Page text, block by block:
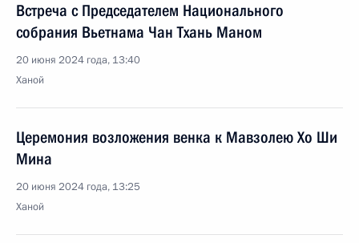
Встреча с Председателем Национального
собрания Вьетнама Чан Тхань Маном
20 июня 2024 года, 13:40
Ханой
Церемония возложения венка к Мавзолею Хо Ши
Мина
20 июня 2024 года, 13:25
Ханой